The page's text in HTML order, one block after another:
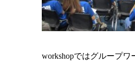
workshopではグループワ